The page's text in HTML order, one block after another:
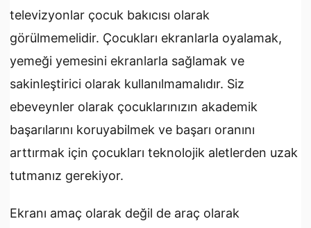
televizyonlar çocuk bakıcısı olarak
görülmemelidir. Çocukları ekranlarla oyalamak,
yemeği yemesini ekranlarla sağlamak ve
sakinleştirici olarak kullanılmamalıdır. Siz
ebeveynler olarak çocuklarınızın akademik
başarılarını koruyabilmek ve başarı oranını
arttırmak için çocukları teknolojik aletlerden uzak
tutmanız gerekiyor.
Ekranı amaç olarak değil de araç olarak